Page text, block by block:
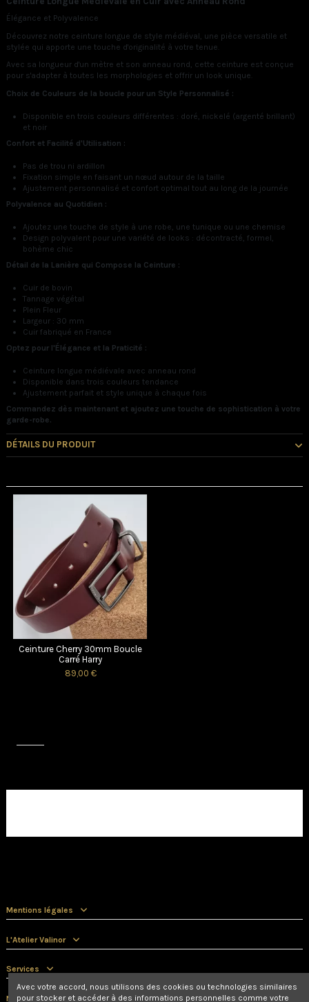
Élégance et Polyvalence
Découvrez notre ceinture longue de style médiéval, une pièce versatile et
stylée qui apporte une touche d'originalité à votre tenue.
Avec sa longueur d'un mètre et son anneau rond, cette ceinture est conçue
pour s'adapter à toutes les morphologies et offrir un look unique.
Choix de Couleurs de la boucle pour un Style Personnalisé :
Disponible en trois couleurs différentes : doré, nickelé (argenté brillant)
et noir
Confort et Facilité d'Utilisation :
Pas de trou ni ardillon
Fixation simple en faisant un nœud autour de la taille
Ajustement personnalisé et confort optimal tout au long de la journée
Polyvalence au Quotidien :
Ajoutez une touche de style à une robe, une tunique ou une chemise
Design polyvalent pour une variété de looks : décontracté, formel,
bohème chic
Détail de la Lanière qui Compose la Ceinture :
Cuir de bovin
Tannage végétal
Plein Fleur
Largeur : 30 mm
Cuir fabriqué en France
Optez pour l'Élégance et la Praticité :
Ceinture longue médiévale avec anneau rond
Disponible dans trois couleurs tendance
Ajustement parfait et style unique à chaque fois
Commandez dès maintenant et ajoutez une touche de sophistication à votre
garde-robe.
DÉTAILS DU PRODUIT
Ceinture Cherry 30mm Boucle
Carré Harry
89,00 €
Mentions légales
L'Atelier Valinor
Services
Nous contacter
Avec votre accord, nous utilisons des cookies ou technologies similaires
pour stocker et accéder à des informations personnelles comme votre